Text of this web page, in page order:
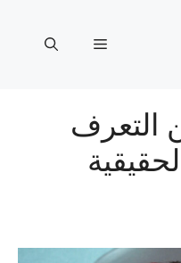
القائمة
التعرف